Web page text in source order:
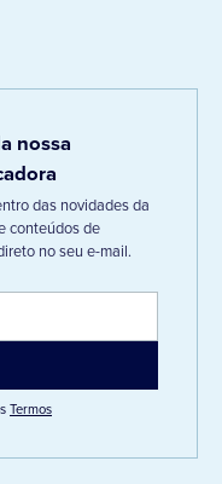
nossa
das novidades da
conteúdos de
no seu e-mail.
Termos